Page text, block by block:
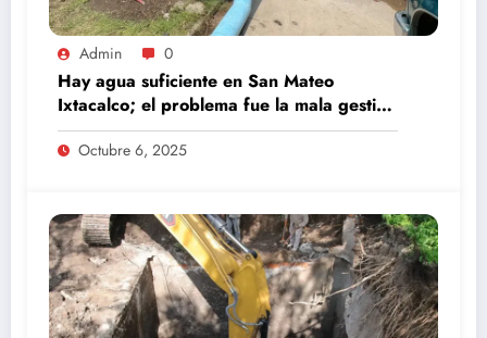
Admin 0
Hay agua suficiente en San Mateo
Ixtacalco; el problema fue la mala gestión
del comité anterior: Daniel Serrano
Octubre 6, 2025